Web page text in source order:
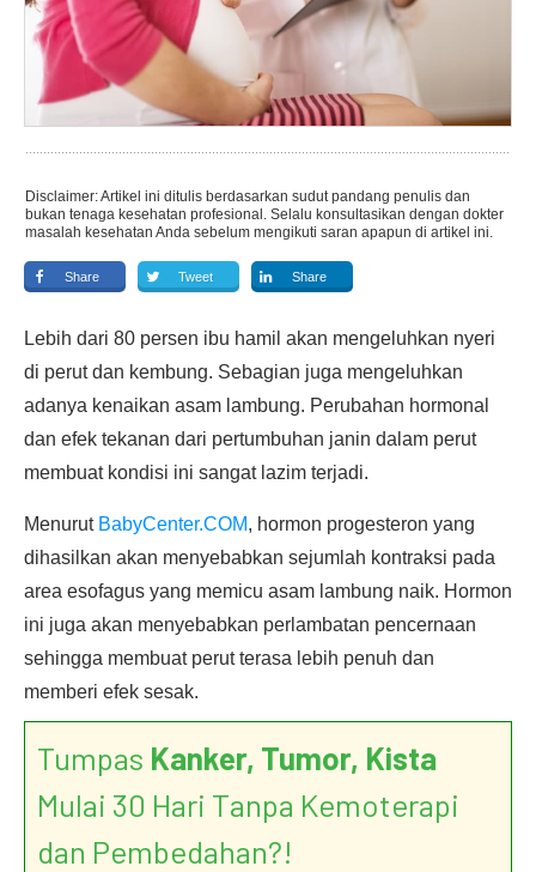
Disclaimer: Artikel ini ditulis berdasarkan sudut pandang penulis dan
bukan tenaga kesehatan profesional. Selalu konsultasikan dengan dokter
masalah kesehatan Anda sebelum mengikuti saran apapun di artikel ini.
Share Tweet Share
Lebih dari 80 persen ibu hamil akan mengeluhkan nyeri
di perut dan kembung. Sebagian juga mengeluhkan
adanya kenaikan asam lambung. Perubahan hormonal
dan efek tekanan dari pertumbuhan janin dalam perut
membuat kondisi ini sangat lazim terjadi.
Menurut BabyCenter.COM, hormon progesteron yang
dihasilkan akan menyebabkan sejumlah kontraksi pada
area esofagus yang memicu asam lambung naik. Hormon
ini juga akan menyebabkan perlambatan pencernaan
sehingga membuat perut terasa lebih penuh dan
memberi efek sesak.
Tumpas Kanker, Tumor, Kista
Mulai 30 Hari Tanpa Kemoterapi
dan Pembedahan?!